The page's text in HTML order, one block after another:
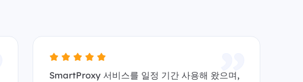
SmartProxy 서비스를 일정 기간 사용해 왔으며,